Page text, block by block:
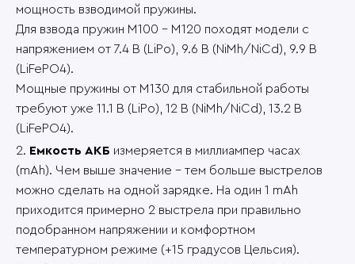
мощность взводимой пружины.
Для взвода пружин M100 – M120 походят модели с
напряжением от 7.4 В (LiPo), 9.6 В (NiMh/NiCd), 9.9 В
(LiFePO4).
Мощные пружины от M130 для стабильной работы
требуют уже 11.1 В (LiPo), 12 В (NiMh/NiCd), 13.2 В
(LiFePO4).
Емкость АКБ измеряется в миллиампер часах
(mAh). Чем выше значение – тем больше выстрелов
можно сделать на одной зарядке. На один 1 mAh
приходится примерно 2 выстрела при правильно
подобранном напряжении и комфортном
температурном режиме (+15 градусов Цельсия).